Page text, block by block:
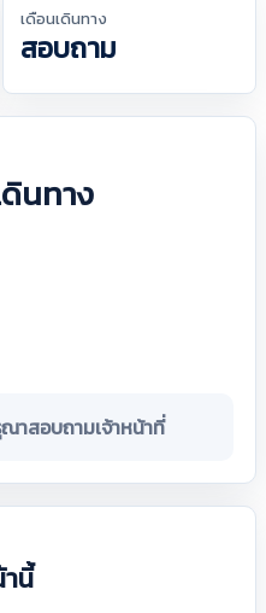
เดือนเดินทาง
สอบถาม
ดินทาง
าสอบถามเจ้าหน้าที่
นี้